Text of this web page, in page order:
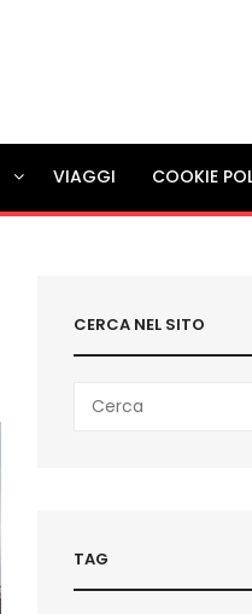
VIAGGI COOKIE
CERCA NEL SITO
for:
TAG